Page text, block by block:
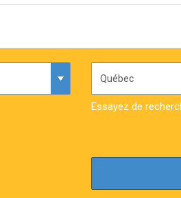
Essayez de